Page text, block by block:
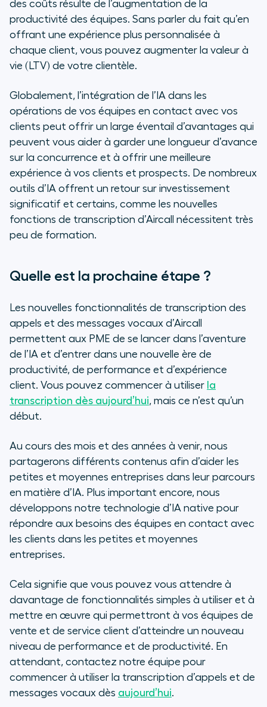
des coûts résulte de l’augmentation de la
productivité des équipes. Sans parler du fait qu’en
offrant une expérience plus personnalisée à
chaque client, vous pouvez augmenter la valeur à
vie (LTV) de votre clientèle.
Globalement, l’intégration de l’IA dans les
opérations de vos équipes en contact avec vos
clients peut offrir un large éventail d’avantages qui
peuvent vous aider à garder une longueur d’avance
sur la concurrence et à offrir une meilleure
expérience à vos clients et prospects. De nombreux
outils d’IA offrent un retour sur investissement
significatif et certains, comme les nouvelles
fonctions de transcription d’Aircall nécessitent très
peu de formation.
Quelle est la prochaine étape ?
Les nouvelles fonctionnalités de transcription des
appels et des messages vocaux d’Aircall
permettent aux PME de se lancer dans l’aventure
de l’IA et d’entrer dans une nouvelle ère de
productivité, de performance et d’expérience
client. Vous pouvez commencer à utiliser la
transcription dès aujourd’hui, mais ce n’est qu’un
début.
Au cours des mois et des années à venir, nous
partagerons différents contenus afin d’aider les
petites et moyennes entreprises dans leur parcours
en matière d’IA. Plus important encore, nous
développons notre technologie d’IA native pour
répondre aux besoins des équipes en contact avec
les clients dans les petites et moyennes
entreprises.
Cela signifie que vous pouvez vous attendre à
davantage de fonctionnalités simples à utiliser et à
mettre en œuvre qui permettront à vos équipes de
vente et de service client d’atteindre un nouveau
niveau de performance et de productivité. En
attendant, contactez notre équipe pour
commencer à utiliser la transcription d’appels et de
messages vocaux dès aujourd’hui.